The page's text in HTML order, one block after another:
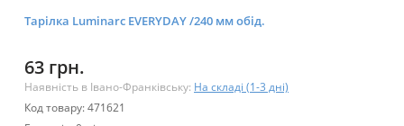
Тарілка Luminarc EVERYDAY /240 мм обід.
63 грн.
Наявність в Івано-Франківську: На складі (1-3 дні)
Код товару: 471621